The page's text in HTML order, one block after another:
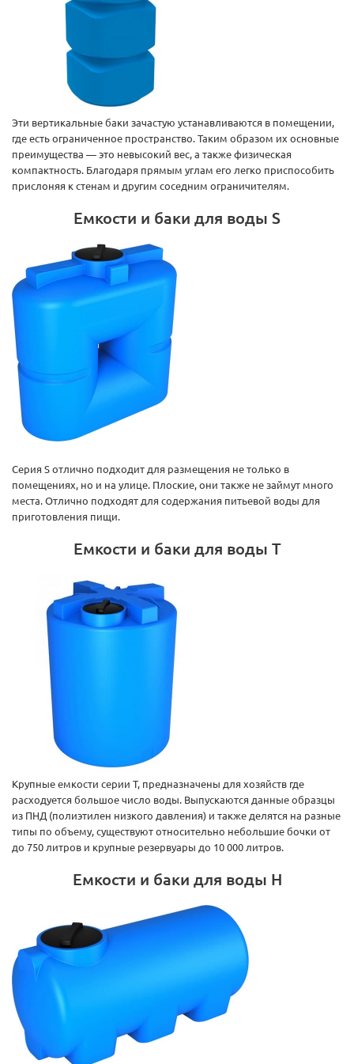
Эти вертикальные баки зачастую устанавливаются в помещении,
где есть ограниченное пространство. Таким образом их основные
преимущества — это невысокий вес, а также физическая
компактность. Благодаря прямым углам его легко приспособить
прислоняя к стенам и другим соседним ограничителям.
Емкости и баки для воды S
Серия S отлично подходит для размещения не только в
помещениях, но и на улице. Плоские, они также не займут много
места. Отлично подходят для содержания питьевой воды для
приготовления пищи.
Емкости и баки для воды T
Крупные емкости серии T, предназначены для хозяйств где
расходуется большое число воды. Выпускаются данные образцы
из ПНД (полиэтилен низкого давления) и также делятся на разные
типы по объему, существуют относительно небольшие бочки от
до 750 литров и крупные резервуары до 10 000 литров.
Емкости и баки для воды H